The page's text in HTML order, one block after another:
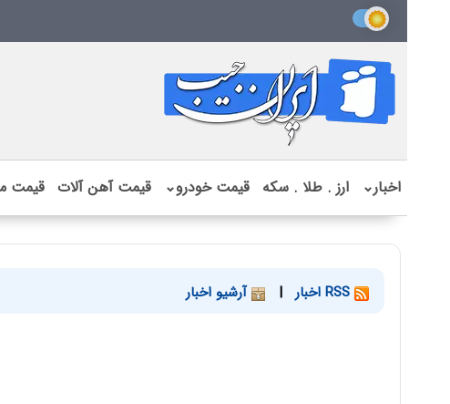
اخبار⌄ ارز . طلا . سکه قیمت خودرو⌄ قیمت آهن آلات قیمت
| آرشیو اخبار